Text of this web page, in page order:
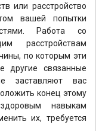
или расстройство
вашей попытки
Работа со
расстройствам
по которым эти
другие связанные
заставляют вас
конец этому
навыкам
их, требуется